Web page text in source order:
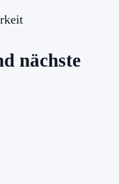
nächste